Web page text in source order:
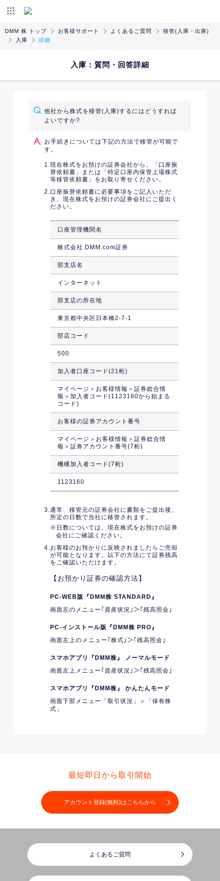
DMM 株 トップ お客様サポート よくあるご質問
移管(入庫・出庫)
入庫
詳細
入庫：質問・回答詳細
他社から株式を移管(入庫)するにはどうすれば
よいですか?
お手続きについては下記の方法で移管が可能で
す。
現在株式をお預けの証券会社から、「口座振
替依頼書」または「特定口座内保管上場株式
等移管依頼書」をお取り寄せください。
口座振替依頼書に必要事項をご記入いただ
き、現在株式をお預けの証券会社にご提出く
ださい。
口座管理機関名
株式会社 DMM.com証券
部支店名
インターネット
部支店の所在地
東京都中央区日本橋2-7-1
部店コード
500
加入者口座コード(21桁)
マイページ＞お客様情報＞証券総合情
報＞加入者コード(1123160から始まる
コード)
お客様の証券アカウント番号
マイページ＞お客様情報＞証券総合情
報＞証券アカウント番号(7桁)
機構加入者コード(7桁)
1123160
通常、移管元の証券会社に書類をご提出後、
所定の日数で当社に移管されます。
日数については、現在株式をお預けの証券
会社にご確認ください。
お客様のお預かりに反映されましたらご売却
が可能となります。以下の方法にて証券残高
をご確認いただけます。
【お預かり証券の確認方法】
PC-WEB版『DMM株 STANDARD』
画面左のメニュー｢資産状況｣＞｢残高照会｣
PC-インストール版『DMM株 PRO』
画面左上のメニュー｢株式｣＞｢残高照会｣
スマホアプリ『DMM株』 ノーマルモード
画面左上メニュー｢資産状況｣＞｢残高照会｣
スマホアプリ『DMM株』 かんたんモード
画面下部メニュー「取引状況」＞「保有株
式」
最短即日から取引開始
アカウント登録(無料)はこちらから
よくあるご質問